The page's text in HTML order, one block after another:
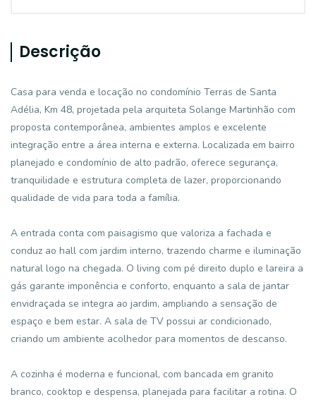
Descrição
Casa para venda e locação no condomínio Terras de Santa
Adélia, Km 48, projetada pela arquiteta Solange Martinhão com
proposta contemporânea, ambientes amplos e excelente
integração entre a área interna e externa. Localizada em bairro
planejado e condomínio de alto padrão, oferece segurança,
tranquilidade e estrutura completa de lazer, proporcionando
qualidade de vida para toda a família.
A entrada conta com paisagismo que valoriza a fachada e
conduz ao hall com jardim interno, trazendo charme e iluminação
natural logo na chegada. O living com pé direito duplo e lareira a
gás garante imponência e conforto, enquanto a sala de jantar
envidraçada se integra ao jardim, ampliando a sensação de
espaço e bem estar. A sala de TV possui ar condicionado,
criando um ambiente acolhedor para momentos de descanso.
A cozinha é moderna e funcional, com bancada em granito
branco, cooktop e despensa, planejada para facilitar a rotina. O